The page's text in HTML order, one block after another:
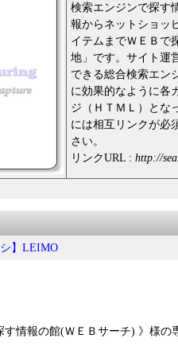
検索エンジンで探す
報からネットショッ
イテムまでＷＥＢで
地」です。サイト運
できる総合検索エン
に効果的なように各
ジ（ＨＴＭＬ）とな
には相互リンクが必
さい。
リンクURL : http://
】LEIMO
情報の館(ＷＥＢサーチ) 》様の